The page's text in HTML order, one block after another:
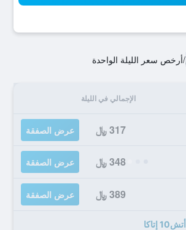
/أرخص سعر الليلة الواحدة
الإجمالي في الليلة
317 ﷼ عرض الصفقة
348 ﷼ عرض الصفقة
389 ﷼ عرض الصفقة